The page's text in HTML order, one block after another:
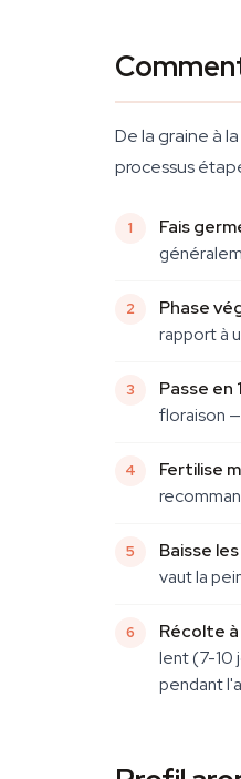
De la graine à
processus
Fais
Phase
rapport à
Passe en
floraison
Fertilise
Baisse
vaut la
Récolte
lent (7-10
pendant